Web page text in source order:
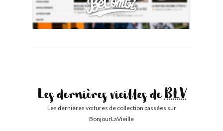
Les dernières vieilles deBLV
Les dernières voitures de collection passées sur
BonjourLaVieille